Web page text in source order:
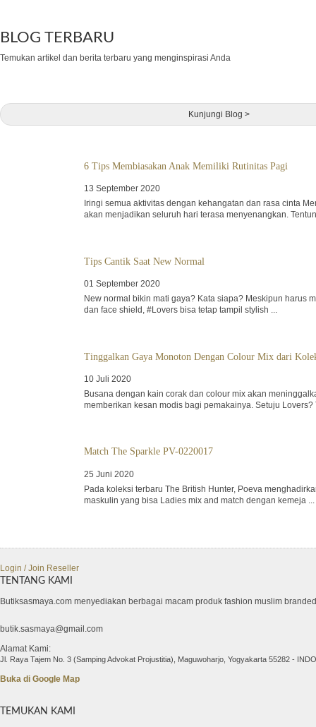
BLOG TERBARU
Temukan artikel dan berita terbaru yang menginspirasi Anda
Kunjungi Blog >
6 Tips Membiasakan Anak Memiliki Rutinitas Pagi
13 September 2020
Iringi semua aktivitas dengan kehangatan dan rasa cinta
akan menjadikan seluruh hari terasa menyenangkan.
Tips Cantik Saat New Normal
01 September 2020
New normal bikin mati gaya? Kata siapa? Meskipun harus
dan face shield, #Lovers bisa tetap tampil stylish ...
Tinggalkan Gaya Monoton Dengan Colour Mix dari
10 Juli 2020
Busana dengan kain corak dan colour mix akan
memberikan kesan modis bagi pemakainya. Setuju Lovers?
Match The Sparkle PV-0220017
25 Juni 2020
Pada koleksi terbaru The British Hunter, Poeva
maskulin yang bisa Ladies mix and match dengan kemeja ...
Login / Join Reseller
TENTANG KAMI
Butiksasmaya.com menyediakan berbagai macam produk fashion muslim
butik.sasmaya@gmail.com
Alamat Kami:
Jl. Raya Tajem No. 3 (Samping Advokat Projustitia), Maguwoharjo, Yogyakarta 55282 -
Buka di Google Map
TEMUKAN KAMI